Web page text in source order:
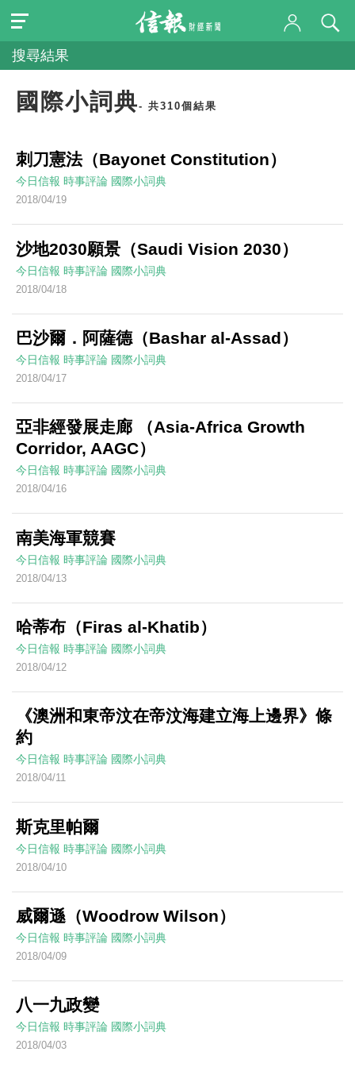
搜尋結果
國際小詞典- 共310個結果
刺刀憲法（Bayonet Constitution）
今日信報 時事評論 國際小詞典
2018/04/19
沙地2030願景（Saudi Vision 2030）
今日信報 時事評論 國際小詞典
2018/04/18
巴沙爾．阿薩德（Bashar al-Assad）
今日信報 時事評論 國際小詞典
2018/04/17
亞非經發展走廊 （Asia-Africa Growth
Corridor, AAGC）
今日信報 時事評論 國際小詞典
2018/04/16
南美海軍競賽
今日信報 時事評論 國際小詞典
2018/04/13
哈蒂布（Firas al-Khatib）
今日信報 時事評論 國際小詞典
2018/04/12
《澳洲和東帝汶在帝汶海建立海上邊界》條
約
今日信報 時事評論 國際小詞典
2018/04/11
斯克里帕爾
今日信報 時事評論 國際小詞典
2018/04/10
威爾遜（Woodrow Wilson）
今日信報 時事評論 國際小詞典
2018/04/09
八一九政變
今日信報 時事評論 國際小詞典
2018/04/03